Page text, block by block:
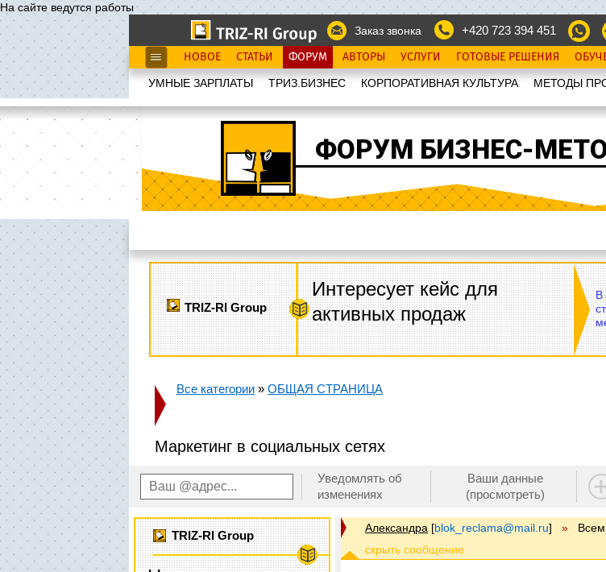
На сайте ведутся работы
Заказ звонка
+420 723 394 451
НОВОЕ СТАТЬИ ФОРУМ АВТОРЫ УСЛУГИ ГОТОВЫЕ РЕШЕНИЯ
УМНЫЕ ЗАРПЛАТЫ ТРИЗ.БИЗНЕС КОРПОРАТИВНАЯ КУЛЬТУРА МЕТОДЫ
ФОРУМ БИЗНЕС-
TRIZ-RI Group
Интересует кейс для
активных продаж
В
Все категории » ОБЩАЯ СТРАНИЦА
Маркетинг в социальных сетях
Уведомлять об
изменениях
Ваши данные
(просмотреть)
TRIZ-RI Group
Александра [blok_reclama@mail.ru] » Всем